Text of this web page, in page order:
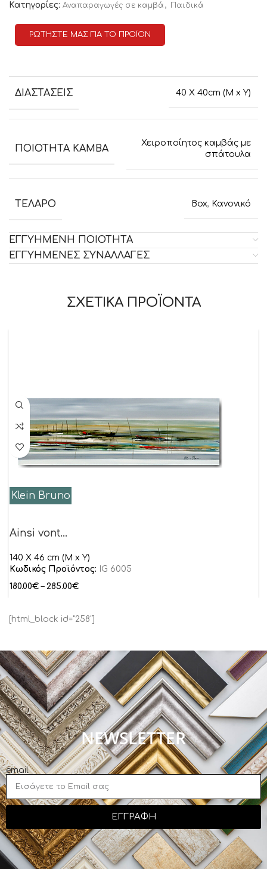
Κατηγορίες: Αναπαραγωγές σε καμβά , Παιδικά
ΡΩΤΗΣΤΕ ΜΑΣ ΓΙΑ ΤΟ ΠΡΟΪΟΝ
ΔΙΑΣΤΑΣΕΙΣ 40 Χ 40cm (Μ x Υ)
ΠΟΙΟΤΗΤΑ ΚΑΜΒΑ
Χειροποίητος καμβάς με
σπάτουλα
ΤΕΛΑΡΟ Box, Κανονικό
ΕΓΓΥΗΜΕΝΗ ΠΟΙΟΤΗΤΑ
ΕΓΓΥΗΜΕΝΕΣ ΣΥΝΑΛΛΑΓΕΣ
ΣΧΕΤΙΚΑ ΠΡΟΪΟΝΤΑ
Klein Bruno
Ainsi vont…
140 X 46 cm (M x Y)
Κωδικός Προϊόντος:
IG 6005
180.00€ – 285.00€
[html_block id="258"]
NEWSLETTER
email
ΕΓΓΡΑΦΗ